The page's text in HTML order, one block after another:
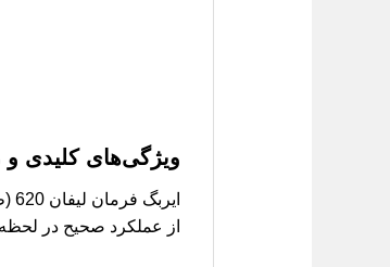
ویژگی‌های کلیدی و
از عملکرد صحیح در